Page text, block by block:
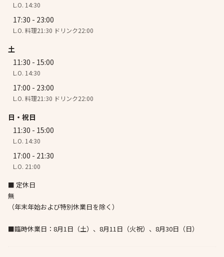
L.O. 14:30
17:30 - 23:00
L.O. 料理21:30 ドリンク22:00
土
11:30 - 15:00
L.O. 14:30
17:00 - 23:00
L.O. 料理21:30 ドリンク22:00
日・祝日
11:30 - 15:00
L.O. 14:30
17:00 - 21:30
L.O. 21:00
■ 定休日
無
（年末年始および特別休業日を除く）
■臨時休業日：8月1日（土）、8月11日（火祝）、8月30日（日）